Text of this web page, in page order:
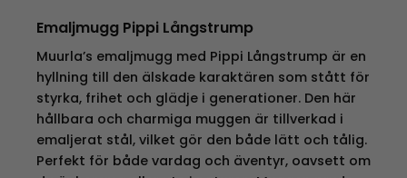
Emaljmugg Pippi Långstrump
Muurla’s emaljmugg med Pippi Långstrump är en
hyllning till den älskade karaktären som stått för
styrka, frihet och glädje i generationer. Den här
hållbara och charmiga muggen är tillverkad i
emaljerat stål, vilket gör den både lätt och tålig.
Perfekt för både vardag och äventyr, oavsett om